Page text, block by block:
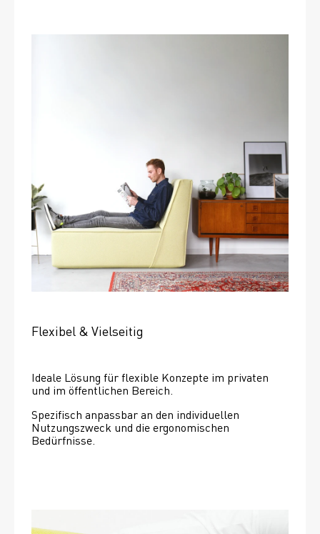
Flexibel & Vielseitig
Ideale Lösung für flexible Konzepte im privaten
und im öffentlichen Bereich.
Spezifisch anpassbar an den individuellen
Nutzungszweck und die ergonomischen
Bedürfnisse.